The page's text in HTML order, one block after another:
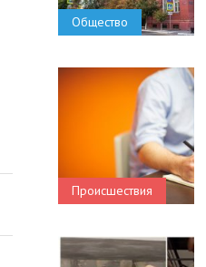
Общество
Происшествия